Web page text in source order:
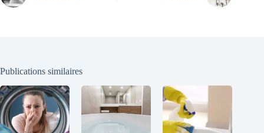
Publications similaires